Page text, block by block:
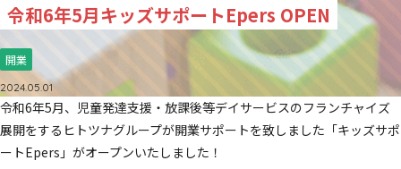
令和6年5月キッズサポートEpers OPEN
開業
2024.05.01
令和6年5月、児童発達支援・放課後等デイサービスのフランチャイズ
展開をするヒトツナグループが開業サポートを致しました「キッズサポ
ートEpers」がオープンいたしました！